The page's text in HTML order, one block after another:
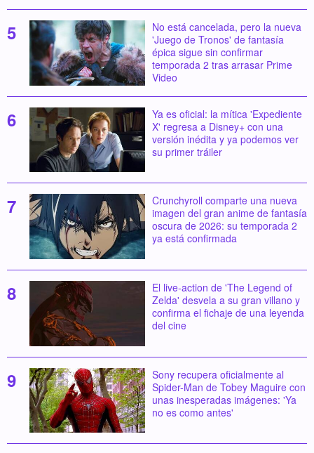
No está cancelada, pero la nueva
'Juego de Tronos' de fantasía
épica sigue sin confirmar
temporada 2 tras arrasar Prime
Video
Ya es oficial: la mítica 'Expediente
X' regresa a Disney+ con una
versión inédita y ya podemos ver
su primer tráiler
Crunchyroll comparte una nueva
imagen del gran anime de fantasía
oscura de 2026: su temporada 2
ya está confirmada
El live-action de 'The Legend of
Zelda' desvela a su gran villano y
confirma el fichaje de una leyenda
del cine
Sony recupera oficialmente al
Spider-Man de Tobey Maguire con
unas inesperadas imágenes: 'Ya
no es como antes'